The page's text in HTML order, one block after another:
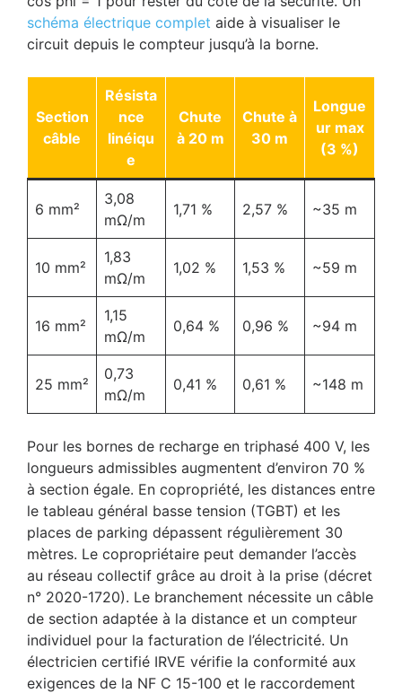
schéma électrique complet aide à visualiser le
circuit depuis le compteur jusqu’à la borne.
Section
câble
Résista
nce
linéiqu
e
Chute
à 20 m
Chute à
30 m
Longue
ur max
(3 %)
6 mm²
3,08
mΩ/m
1,71 % 2,57 % ~35 m
10 mm²
1,83
mΩ/m
1,02 % 1,53 % ~59 m
16 mm²
1,15
mΩ/m
0,64 % 0,96 % ~94 m
25 mm²
0,73
mΩ/m
0,41 % 0,61 % ~148 m
Pour les bornes de recharge en triphasé 400 V, les
longueurs admissibles augmentent d’environ 70 %
à section égale. En copropriété, les distances entre
le tableau général basse tension (TGBT) et les
places de parking dépassent régulièrement 30
mètres. Le copropriétaire peut demander l’accès
au réseau collectif grâce au droit à la prise (décret
n° 2020-1720). Le branchement nécessite un câble
de section adaptée à la distance et un compteur
individuel pour la facturation de l’électricité. Un
électricien certifié IRVE vérifie la conformité aux
exigences de la NF C 15-100 et le raccordement